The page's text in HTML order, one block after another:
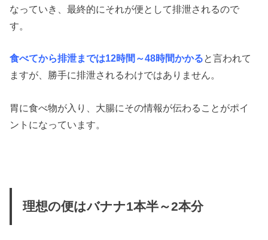
なっていき、最終的にそれが便として排泄されるので
す。
食べてから排泄までは12時間～48時間かかると言われて
ますが、勝手に排泄されるわけではありません。
胃に食べ物が入り、大腸にその情報が伝わることがポイ
ントになっています。
理想の便はバナナ1本半～2本分